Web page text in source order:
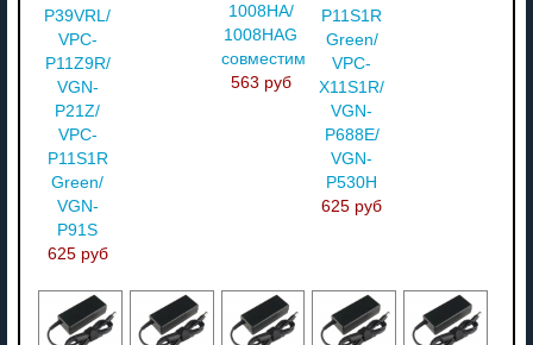
P39VRL/
VPC-
P11Z9R/
VGN-
P21Z/
VPC-
P11S1R
Green/
VGN-
P91S
625 руб
1008HA/
1008HAG
совместимый
563 руб
P11S1R
Green/
VPC-
X11S1R/
VGN-
P688E/
VGN-
P530H
625 руб